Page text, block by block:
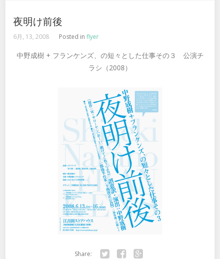
夜明け前後
6月, 13, 2008 Posted inflyer
中野成樹 + フランケンズ、の短々とした仕事その３ 公演チ
ラシ（2008）
Share: